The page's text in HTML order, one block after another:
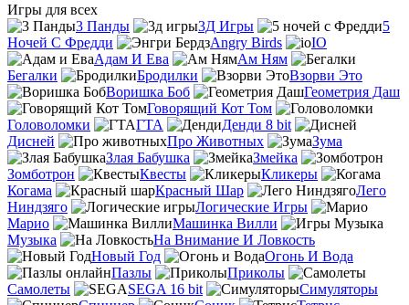
Игры для всех
3 Панды
3Д Игры
5
Ночей С Фредди
Angry Birds
IO
Адам И Ева
Ам Ням
Бегалки
Бродилки
Взорви Это
Воришка Боб
Геометрия Даш
Говорящий Кот Том
Головоломки
ГТА
Денди 8 bit
Дисней
Про Животных
Зума
Злая Бабушка
Змейка
Зомботрон
Квесты
Кликеры
Когама
Красный Шар
Лего
Ниндзяго
Логические Игры
Марио
Машинка Вилли
Музыка
На Внимание И Ловкость
Новый Год
Огонь И Вода
Пазлы
Приколы
Самолеты
SEGA 16 bit
Симуляторы